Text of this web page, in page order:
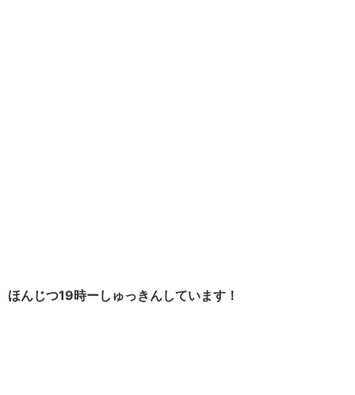
ほんじつ19時ーしゅっきんしています！